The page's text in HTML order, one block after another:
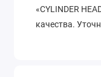
«CYLINDER
качества.